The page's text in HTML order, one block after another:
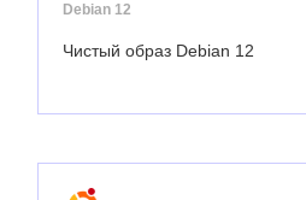
Debian 12
Чистый образ Debian 12